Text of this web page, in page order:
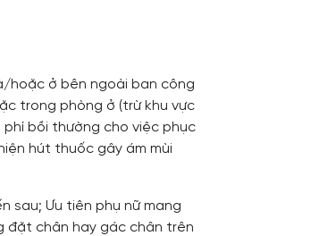
hoặc ở bên ngoài ban công
trong phòng ở (trừ khu vực
phí bồi thường cho việc phục
hút thuốc gây ám mùi
sau; Ưu tiên phụ nữ mang
đặt chân hay gác chân trên